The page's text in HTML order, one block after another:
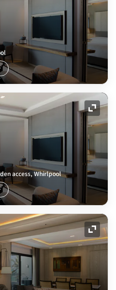
展开
access, Whirlpool
展开